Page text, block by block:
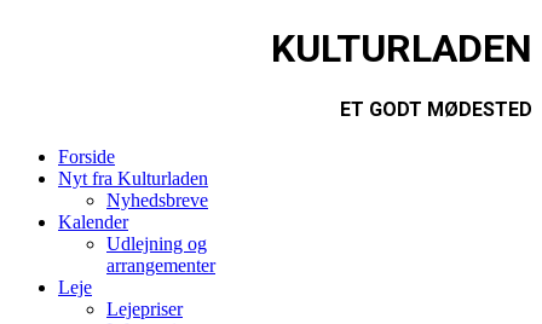
KULTURLADEN
ET GODT MØDESTED
Forside
Nyt fra Kulturladen
Nyhedsbreve
Kalender
Udlejning og
arrangementer
Leje
Lejepriser